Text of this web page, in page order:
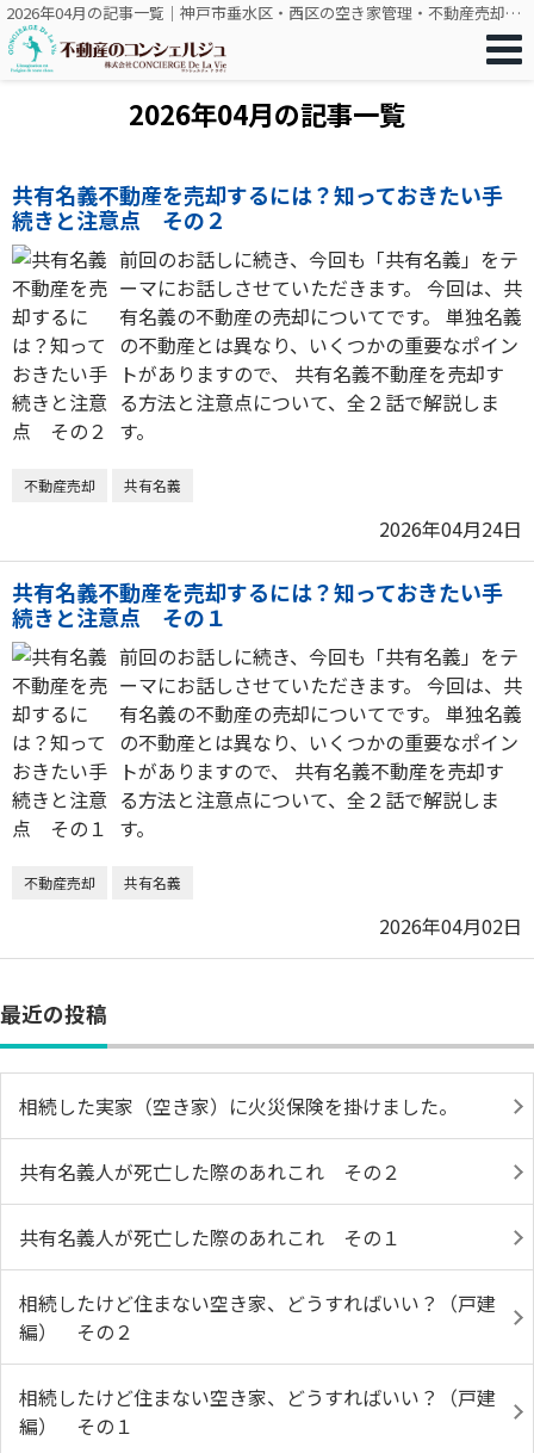
2026年04月の記事一覧｜神戸市垂水区・西区の空き家管理・不動産売却は不動産のコンシェルジュ
2026年04月の記事一覧
共有名義不動産を売却するには？知っておきたい手
続きと注意点 その２
前回のお話しに続き、今回も「共有名義」をテ
ーマにお話しさせていただきます。 今回は、共
有名義の不動産の売却についてです。 単独名義
の不動産とは異なり、いくつかの重要なポイン
トがありますので、 共有名義不動産を売却す
る方法と注意点について、全２話で解説しま
す。
不動産売却 共有名義
2026年04月24日
共有名義不動産を売却するには？知っておきたい手
続きと注意点 その１
前回のお話しに続き、今回も「共有名義」をテ
ーマにお話しさせていただきます。 今回は、共
有名義の不動産の売却についてです。 単独名義
の不動産とは異なり、いくつかの重要なポイン
トがありますので、 共有名義不動産を売却す
る方法と注意点について、全２話で解説しま
す。
不動産売却 共有名義
2026年04月02日
最近の投稿
相続した実家（空き家）に火災保険を掛けました。
共有名義人が死亡した際のあれこれ その２
共有名義人が死亡した際のあれこれ その１
相続したけど住まない空き家、どうすればいい？（戸建
編） その２
相続したけど住まない空き家、どうすればいい？（戸建
編） その１